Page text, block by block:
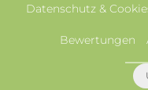
Datenschutz &
Bewertungen